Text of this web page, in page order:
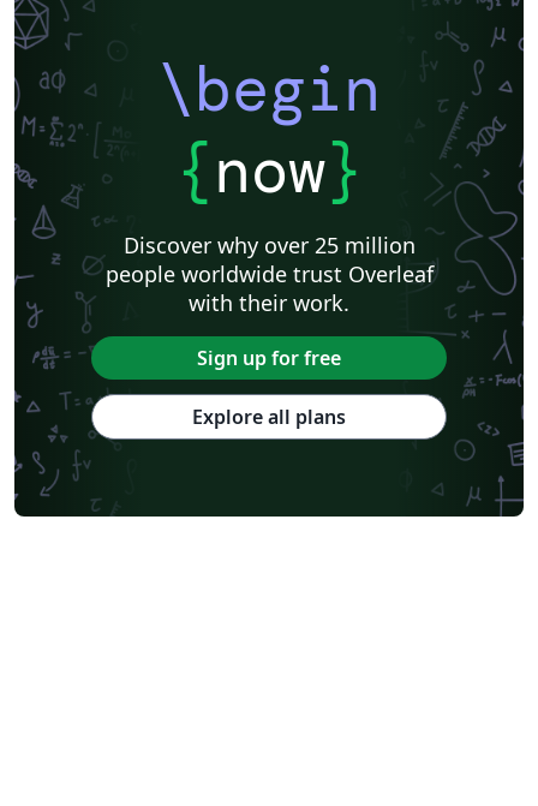
\begin
{now}
Discover why over 25 million
people worldwide trust Overleaf
with their work.
Sign up for free
Explore all plans